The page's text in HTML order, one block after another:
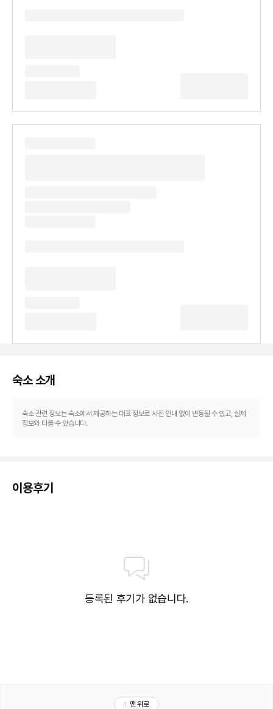
숙소 소개
숙소 관련 정보는 숙소에서 제공하는 대표 정보로 사전 안내 없이 변동될 수 있고, 실제
정보와 다를 수 있습니다.
이용후기
등록된 후기가 없습니다.